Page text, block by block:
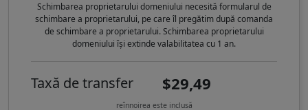
Schimbarea proprietarului domeniului necesită formularul de
schimbare a proprietarului, pe care îl pregătim după comanda
de schimbare a proprietarului. Schimbarea proprietarului
domeniului își extinde valabilitatea cu 1 an.
Taxă de transfer $29,49
reînnoirea este inclusă